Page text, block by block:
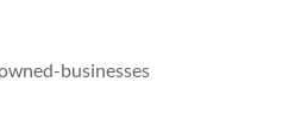
businesses